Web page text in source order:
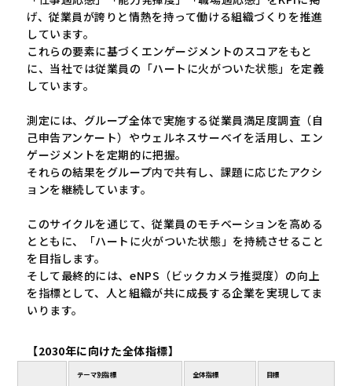
げ、従業員が誇りと情熱を持って働ける組織づくりを推進
しています。
これらの要素に基づくエンゲージメントのスコアをもと
に、当社では従業員の「ハートに火がついた状態」を定義
しています。
測定には、グループ全体で実施する従業員満足度調査（自
己申告アンケート）やウェルネスサーベイを活用し、エン
ゲージメントを定期的に把握。
それらの結果をグループ内で共有し、課題に応じたアクシ
ョンを継続しています。
このサイクルを通じて、従業員のモチベーションを高める
とともに、「ハートに火がついた状態」を持続させること
を目指します。
そして最終的には、eNPS（ビックカメラ推奨度）の向上
を指標として、人と組織が共に成長する企業を実現してま
いります。
【2030年に向けた全体指標】
テーマ別指標 全体指標 目標